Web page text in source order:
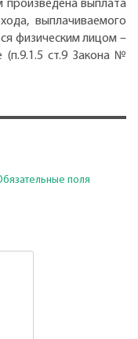
произведена выплата
выплачиваемого
физическим лицом –
(п.9.1.5 ст.9 Закона №
поля